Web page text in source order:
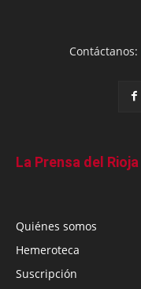
Contáctanos:
La Prensa del Rioja
Quiénes somos
Hemeroteca
Suscripción